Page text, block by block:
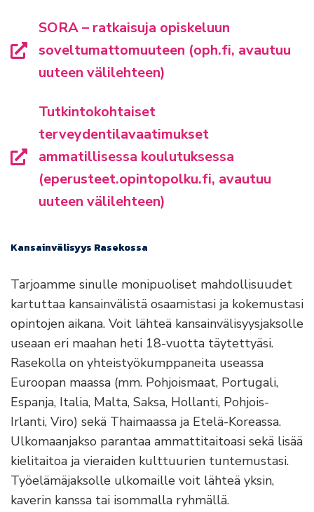
SORA – ratkaisuja opiskeluun
soveltumattomuuteen (oph.fi, avautuu
uuteen välilehteen)
Tutkintokohtaiset
terveydentilavaatimukset
ammatillisessa koulutuksessa
(eperusteet.opintopolku.fi, avautuu
uuteen välilehteen)
Kansainvälisyys Rasekossa
Tarjoamme sinulle monipuoliset mahdollisuudet
kartuttaa kansainvälistä osaamistasi ja kokemustasi
opintojen aikana. Voit lähteä kansainvälisyysjaksolle
useaan eri maahan heti 18-vuotta täytettyäsi.
Rasekolla on yhteistyökumppaneita useassa
Euroopan maassa (mm. Pohjoismaat, Portugali,
Espanja, Italia, Malta, Saksa, Hollanti, Pohjois-
Irlanti, Viro) sekä Thaimaassa ja Etelä-Koreassa.
Ulkomaanjakso parantaa ammattitaitoasi sekä lisää
kielitaitoa ja vieraiden kulttuurien tuntemustasi.
Työelämäjaksolle ulkomaille voit lähteä yksin,
kaverin kanssa tai isommalla ryhmällä.